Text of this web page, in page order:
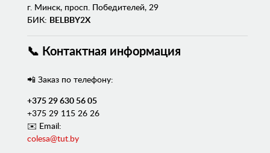
г. Минск, просп. Победителей, 29
БИК: BELBBY2X
📞 Контактная информация
📲 Заказ по телефону:
+375 29 630 56 05
+375 29 115 26 26
✉️ Email:
colesa@tut.by